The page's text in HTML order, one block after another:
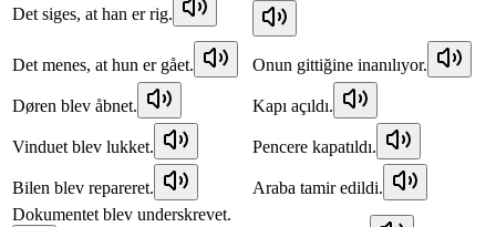
Det siges, at han er rig.
Det menes, at hun er gået. Onun gittiğine inanılıyor.
Døren blev åbnet. Kapı açıldı.
Vinduet blev lukket. Pencere kapatıldı.
Bilen blev repareret.
Araba tamir edildi.
Dokumentet blev underskrevet.